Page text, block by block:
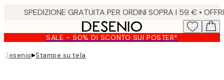
content.
SALE - 50% DI SCONTO SUI POSTER*
Desenio▸Stampe su tela